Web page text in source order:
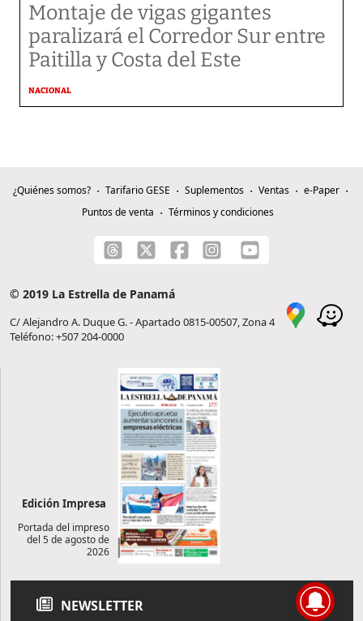
Montaje de vigas gigantes
paralizará el Corredor Sur entre
Paitilla y Costa del Este
NACIONAL
¿Quiénes somos? Tarifario GESE Suplementos Ventas
e-Paper
Puntos de venta
Términos y condiciones
© 2019 La Estrella de Panamá
C/ Alejandro A. Duque G. - Apartado 0815-00507, Zona 4
Teléfono: +507 204-0000
Edición Impresa
Portada del impreso
del 5 de agosto de
2026
NEWSLETTER